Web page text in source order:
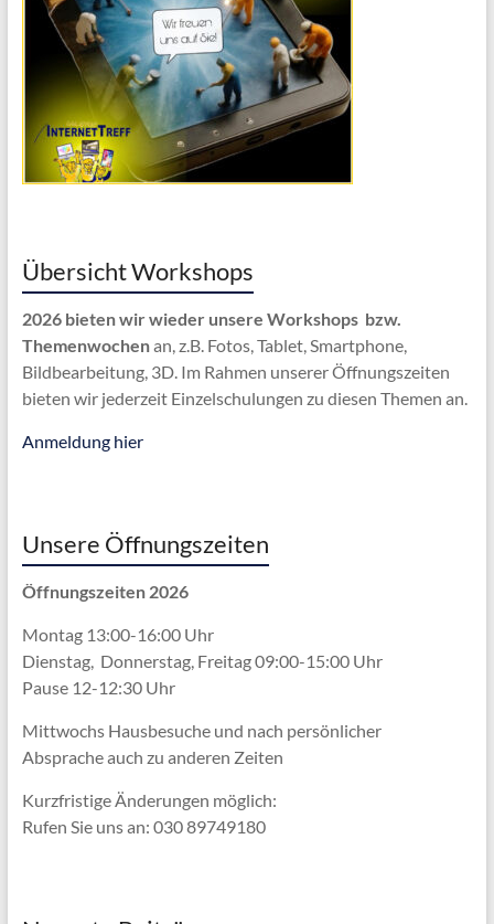
Übersicht Workshops
2026 bieten wir wieder unsere Workshops bzw.
Themenwochenan, z.B. Fotos, Tablet, Smartphone,
Bildbearbeitung, 3D. Im Rahmen unserer Öffnungszeiten
bieten wir jederzeit Einzelschulungen zu diesen Themen an.
Anmeldung hier
Unsere Öffnungszeiten
Öffnungszeiten 2026
Montag 13:00-16:00 Uhr
Dienstag, Donnerstag, Freitag 09:00-15:00 Uhr
Pause 12-12:30 Uhr
Mittwochs Hausbesuche und nach persönlicher
Abspracheauch zu anderen Zeiten
Kurzfristige Änderungen möglich:
Rufen Sie uns an: 030 89749180